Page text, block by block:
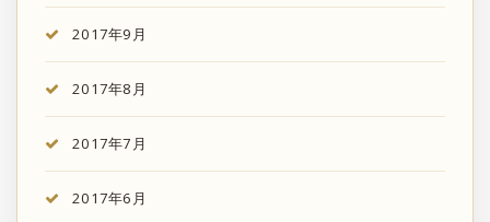
2017年9月
2017年8月
2017年7月
2017年6月